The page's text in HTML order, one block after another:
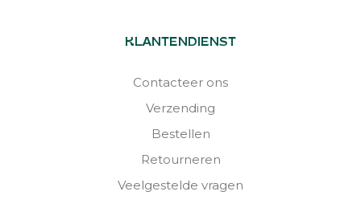
KLANTENDIENST
Contacteer ons
Verzending
Bestellen
Retourneren
Veelgestelde vragen